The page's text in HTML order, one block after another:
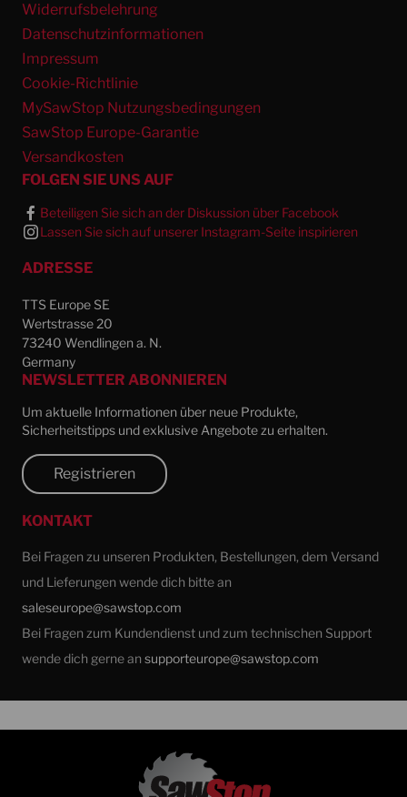
Widerrufsbelehrung
Datenschutzinformationen
Impressum
Cookie-Richtlinie
MySawStop Nutzungsbedingungen
SawStop Europe-Garantie
Versandkosten
FOLGEN SIE UNS AUF
Beteiligen Sie sich an der Diskussion über Facebook
Lassen Sie sich auf unserer Instagram-Seite inspirieren
ADRESSE
TTS Europe SE
Wertstrasse 20
73240 Wendlingen a. N.
Germany
NEWSLETTER ABONNIEREN
Um aktuelle Informationen über neue Produkte,
Sicherheitstipps und exklusive Angebote zu erhalten.
Registrieren
KONTAKT
Bei Fragen zu unseren Produkten, Bestellungen, dem Versand
und Lieferungen wende dich bitte an
saleseurope@sawstop.com
Bei Fragen zum Kundendienst und zum technischen Support
wende dich gerne an supporteurope@sawstop.com